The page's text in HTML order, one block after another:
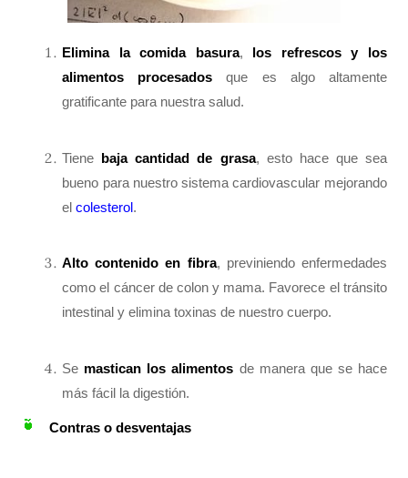
Elimina la comida basura, los refrescos y los
alimentos procesadosque es algo altamente
gratificante para nuestra salud.
Tiene baja cantidad de grasa, esto hace que sea
bueno para nuestro sistema cardiovascular mejorando
elcolesterol.
Alto contenido en fibra, previniendo enfermedades
como el cáncer de colon y mama. Favorece el tránsito
intestinal y elimina toxinas de nuestro cuerpo.
Se mastican los alimentos de manera que se hace
más fácil la digestión.
Contras o desventajas